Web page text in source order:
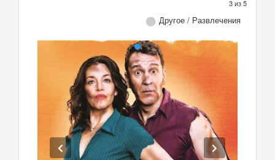
3из5
Другое / Развлечения